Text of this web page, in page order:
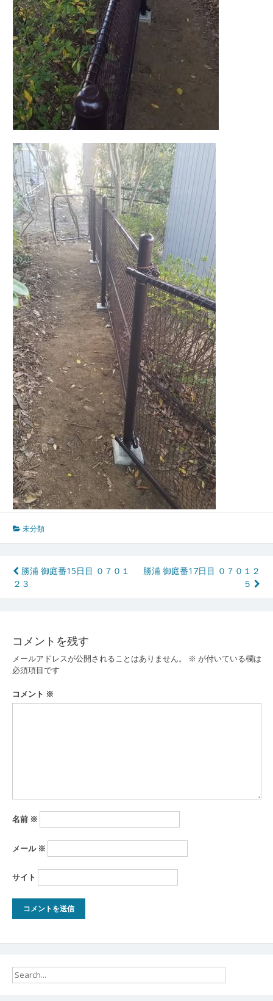
未分類
投
稿
ビ
ゲ
ー
シ
勝浦 御庭番15日目 ０７０１
２３
勝浦 御庭番17日目 ０７０１２
５
コメントを残す
メールアドレスが公開されることはありません。 ※ が付いている欄は
必須項目です
コメント ※
名前 ※
メール ※
サイト